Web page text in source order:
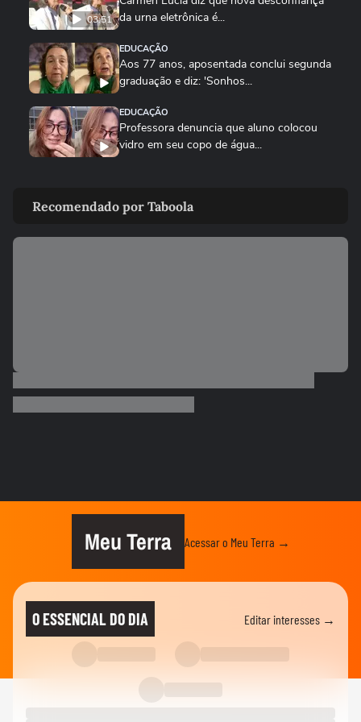
03:51 da urna eletrônica é...
EDUCAÇÃO
Aos 77 anos, aposentada conclui segunda
graduação e diz: 'Sonhos...
EDUCAÇÃO
Professora denuncia que aluno colocou
vidro em seu copo de água...
mães e vídeo viraliza:...
CARREIRA
estudantes da USP
Professora com câncer de mama é
EDUCAÇÃO
Professora com câncer de mama é
Lia Glaz: Inclusão digital além do acesso
Recomendado por Taboola
Meu Terra Acessar o Meu Terra →
O ESSENCIAL DO DIA Editar interesses →